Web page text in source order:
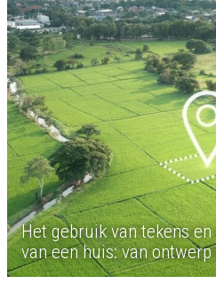
Het gebruik van tekens
van een huis: van